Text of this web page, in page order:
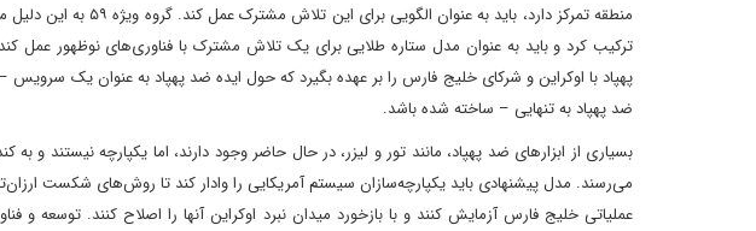
منطقه تمرکز دارد، باید
ترکیب کرد و باید به عنوان مدل ستاره طلایی برای یک تلاش مشترک با فناوری‌های نوظهور عمل
پهپاد با اوکراین و شرکای خلیج فارس را بر عهده بگیرد که حول ایده ضد پهپاد به عنوان یک
ضد پهپاد به تنهایی – ساخته شده باشد.
بسیاری از ابزارهای ضد پهپاد، مانند تور و لیزر، در حال حاضر وجود دارند، اما یکپارچه نیستند
می‌رسند. مدل پیشنهادی باید یکپارچه‌سازان سیستم آمریکایی را وادار کند تا روش‌های شکست
عملیاتی خلیج فارس آزمایش کنند و با بازخورد میدان نبرد اوکراین آنها را اصلاح کنند. توسعه